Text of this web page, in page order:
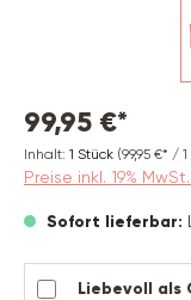
99,95 €*
Inhalt: 1 Stück (99,95 €* /
Preise inkl. 19%
Sofort lieferbar:
Liebevoll als